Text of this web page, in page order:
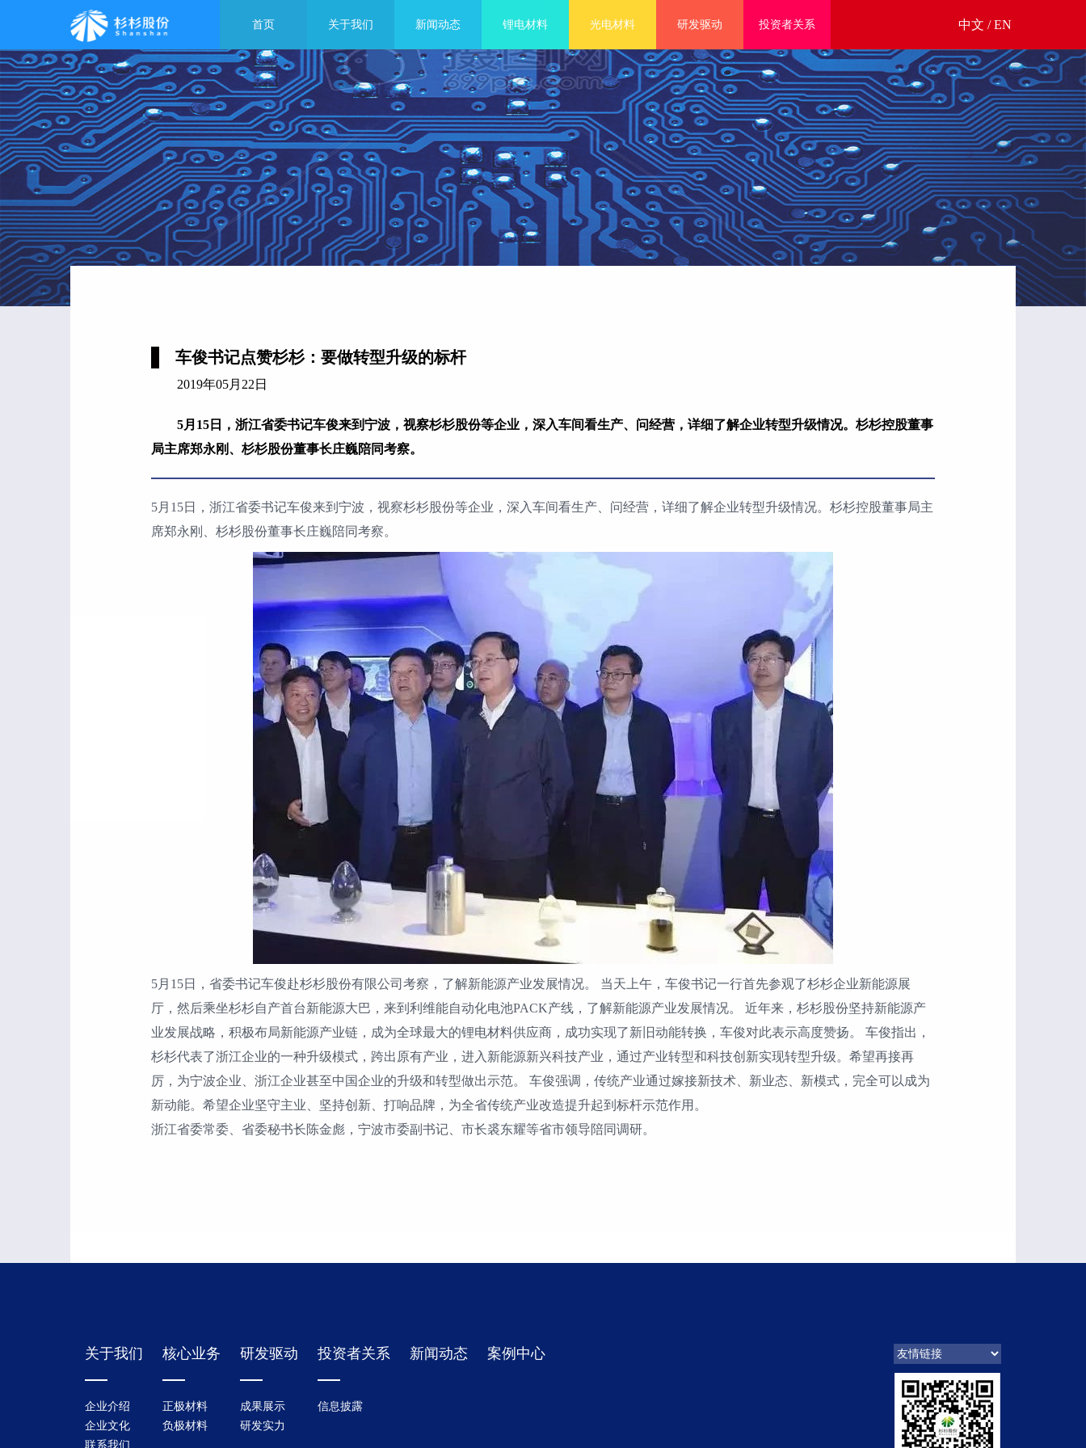
首页 关于我们 新闻动态 锂电材料 光电材料 研发驱动 投资者关系 中文 / EN
车俊书记点赞杉杉：要做转型升级的标杆
2019年05月22日
5月15日，浙江省委书记车俊来到宁波，视察杉杉股份等企业，深入车间看生产、问经营，详细了解企业转型升级情况。杉杉控股董事
局主席郑永刚、杉杉股份董事长庄巍陪同考察。
5月15日，浙江省委书记车俊来到宁波，视察杉杉股份等企业，深入车间看生产、问经营，详细了解企业转型升级情况。杉杉控股董事局主
席郑永刚、杉杉股份董事长庄巍陪同考察。
5月15日，省委书记车俊赴杉杉股份有限公司考察，了解新能源产业发展情况。 当天上午，车俊书记一行首先参观了杉杉企业新能源展
厅，然后乘坐杉杉自产首台新能源大巴，来到利维能自动化电池PACK产线，了解新能源产业发展情况。 近年来，杉杉股份坚持新能源产
业发展战略，积极布局新能源产业链，成为全球最大的锂电材料供应商，成功实现了新旧动能转换，车俊对此表示高度赞扬。 车俊指出，
杉杉代表了浙江企业的一种升级模式，跨出原有产业，进入新能源新兴科技产业，通过产业转型和科技创新实现转型升级。希望再接再
厉，为宁波企业、浙江企业甚至中国企业的升级和转型做出示范。 车俊强调，传统产业通过嫁接新技术、新业态、新模式，完全可以成为
新动能。希望企业坚守主业、坚持创新、打响品牌，为全省传统产业改造提升起到标杆示范作用。
浙江省委常委、省委秘书长陈金彪，宁波市委副书记、市长裘东耀等省市领导陪同调研。
关于我们
企业介绍
企业文化
联系我们
核心业务
正极材料
负极材料
研发驱动
成果展示
研发实力
投资者关系
信息披露
新闻动态 案例中心